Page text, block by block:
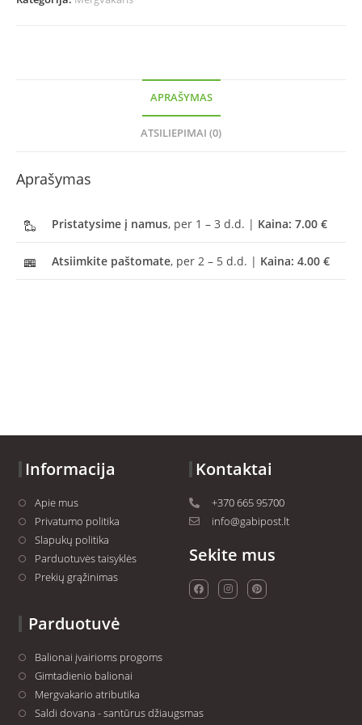
APRAŠYMAS
ATSILIEPIMAI (0)
Aprašymas
Pristatysime į namus, per 1 – 3 d.d. | Kaina: 7.00 €
Atsiimkite paštomate, per 2 – 5 d.d. | Kaina: 4.00 €
Informacija
Apie mus
Privatumo politika
Slapukų politika
Parduotuvės taisyklės
Prekių grąžinimas
Kontaktai
+370 665 95700
info@gabipost.lt
Sekite mus
Parduotuvė
Balionai įvairioms progoms
Gimtadienio balionai
Mergvakario atributika
Saldi dovana - santūrus džiaugsmas